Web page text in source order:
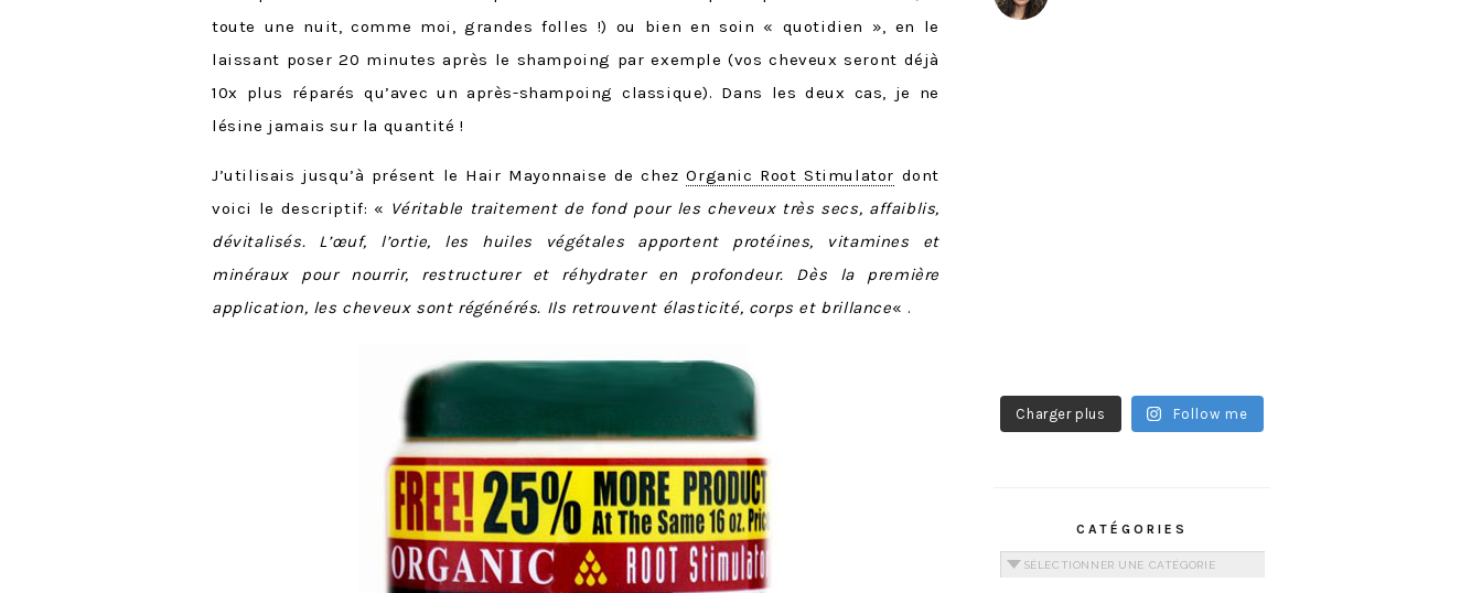
toute une nuit, comme moi, grandes folles !) ou bien en soin « quotidien », en le
laissant poser 20 minutes après le shampoing par exemple (vos cheveux seront déjà
10x plus réparés qu’avec un après-shampoing classique). Dans les deux cas, je ne
lésine jamais sur la quantité !
J’utilisais jusqu’à présent le Hair Mayonnaise de chezOrganic Root Stimulator dont
voici le descriptif: « Véritable traitement de fond pour les cheveux très secs, affaiblis,
dévitalisés. L’œuf, l’ortie, les huiles végétales apportent protéines, vitamines et
minéraux pour nourrir, restructurer et réhydrater en profondeur.
Dès la première
application, les cheveux sont régénérés. Ils retrouvent élasticité, corps et brillance« .
Charger plus Follow me
CATÉGORIES
Catégories